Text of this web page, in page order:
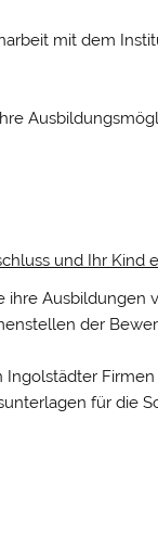
mit dem
und Ihr Kind
ihre Ausbildungen
der
Ingolstädter Firmen
für die